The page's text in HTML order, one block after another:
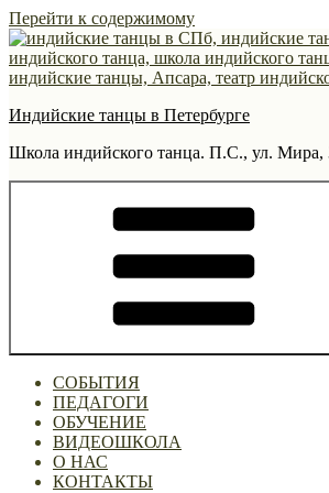
Перейти к содержимому
Индийские танцы в Петербурге
Школа индийского танца. П.С., ул.
СОБЫТИЯ
ПЕДАГОГИ
ОБУЧЕНИЕ
ВИДЕОШКОЛА
О НАС
КОНТАКТЫ